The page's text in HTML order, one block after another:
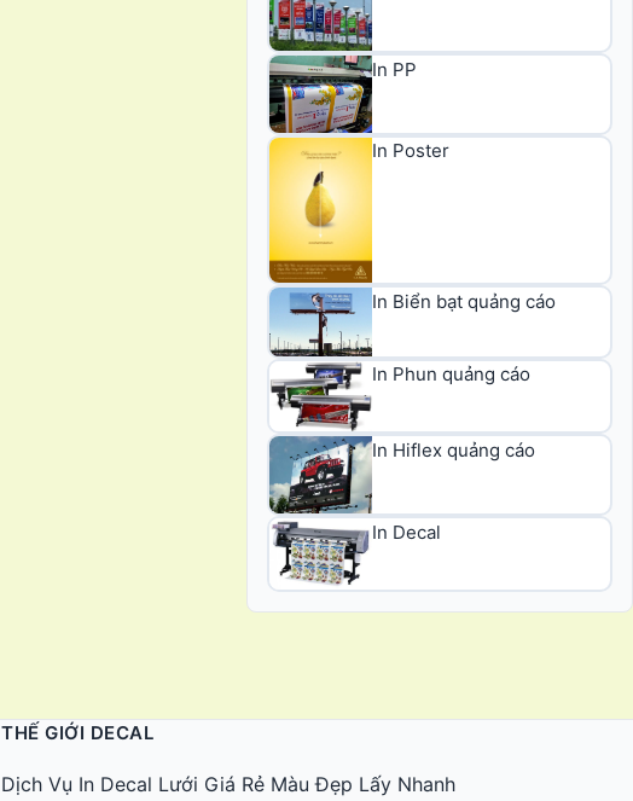
In PP
In Poster
In Biển bạt quảng cáo
In Phun quảng cáo
In Hiflex quảng cáo
In Decal
THẾ GIỚI DECAL
Dịch Vụ In Decal Lưới Giá Rẻ Màu Đẹp Lấy Nhanh